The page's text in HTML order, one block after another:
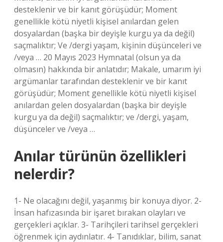
desteklenir ve bir kanıt görüşüdür; Moment
genellikle kötü niyetli kişisel anılardan gelen
dosyalardan (başka bir deyişle kurgu ya da değil)
saçmalıktır; Ve /dergi yaşam, kişinin düşünceleri ve
/veya … 20 Mayıs 2023 Hymnatal (olsun ya da
olmasın) hakkında bir anlatıdır; Makale, umarım iyi
argümanlar tarafından desteklenir ve bir kanıt
görüşüdür; Moment genellikle kötü niyetli kişisel
anılardan gelen dosyalardan (başka bir deyişle
kurgu ya da değil) saçmalıktır; ve /dergi, yaşam,
düşünceler ve /veya …
Anılar türünün özellikleri
nelerdir?
1- Ne olacağını değil, yaşanmış bir konuya diyor. 2-
İnsan hafızasında bir işaret bırakan olayları ve
gerçekleri açıklar. 3- Tarihçileri tarihsel gerçekleri
öğrenmek için aydınlatır. 4- Tanıdıklar, bilim, sanat